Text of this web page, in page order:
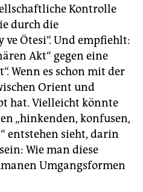
Kontrolle
durch die
ve Ötesi“. Und empfiehlt:
Akt“ gegen eine
Wenn es schon mit der
Orient und
hat. Vielleicht könnte
„hinkenden, konfusen,
entstehen sieht, darin
Wie man diese
Umgangsformen